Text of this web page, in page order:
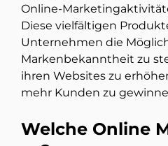
Online-
Diese vielfältigen
Unternehmen die
Markenbekanntheit zu
ihren Websites zu
mehr Kunden zu
Welche Online